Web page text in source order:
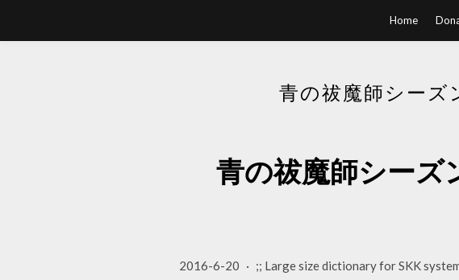
Home
青の祓魔師シーズ
青の祓魔師シーズ
2016-6-20 · ;; Large size dictionary for SKK